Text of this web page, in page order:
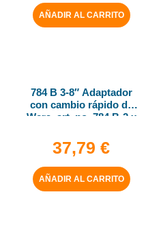
AÑADIR AL CARRITO
784 B 3-8″ Adaptador
con cambio rápido de
Wera, art. no. 784 B-2 x
37,79 €
AÑADIR AL CARRITO